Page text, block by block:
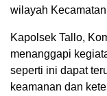
wilayah
Kapolsek Tallo,
menanggapi
seperti ini dapat
keamanan dan